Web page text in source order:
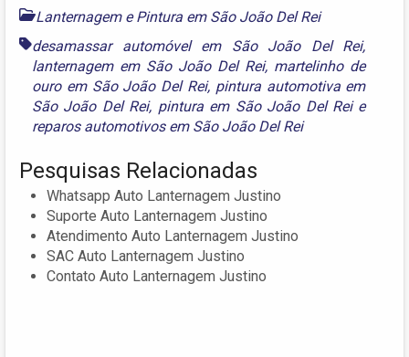
Lanternagem e Pintura em São João Del Rei
desamassar automóvel em São João Del Rei,
lanternagem em São João Del Rei, martelinho de
ouro em São João Del Rei, pintura automotiva em
São João Del Rei, pintura em São João Del Reie
reparos automotivos em São João Del Rei
Pesquisas Relacionadas
Whatsapp Auto Lanternagem Justino
Suporte Auto Lanternagem Justino
Atendimento Auto Lanternagem Justino
SAC Auto Lanternagem Justino
Contato Auto Lanternagem Justino